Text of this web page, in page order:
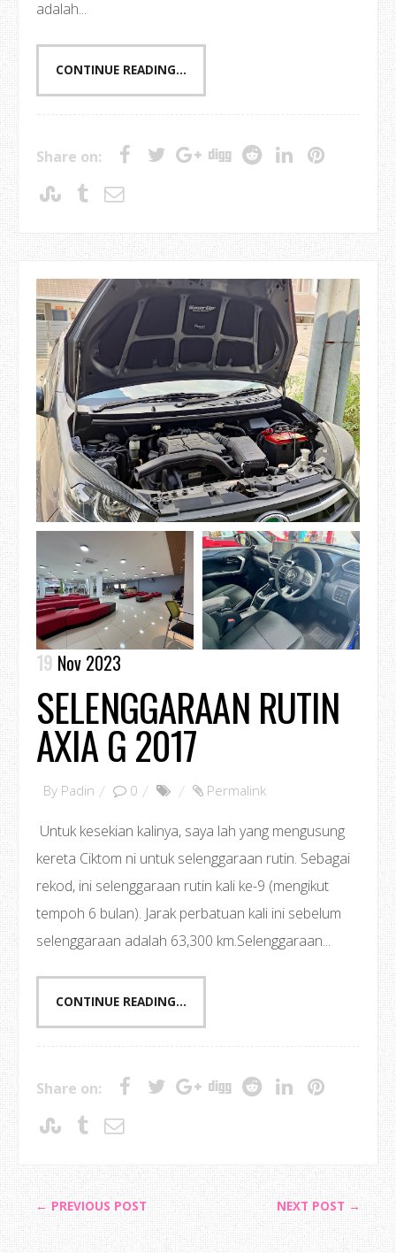
adalah...
CONTINUE READING...
Share on:
19 Nov 2023
SELENGGARAAN RUTIN
AXIA G 2017
By Padin 0 Permalink
Untuk kesekian kalinya, saya lah yang mengusung
kereta Ciktom ni untuk selenggaraan rutin. Sebagai
rekod, ini selenggaraan rutin kali ke-9 (mengikut
tempoh 6 bulan). Jarak perbatuan kali ini sebelum
selenggaraan adalah 63,300 km.Selenggaraan...
CONTINUE READING...
Share on:
← PREVIOUS POST NEXT POST →